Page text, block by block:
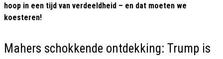
hoop in een tijd van verdeeldheid – en dat moeten we
koesteren!
Mahers schokkende ontdekking: Trump is